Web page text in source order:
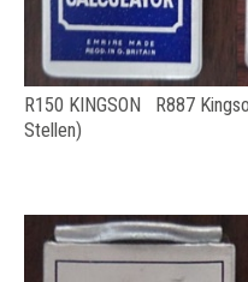
R150 KINGSON R887
Stellen)